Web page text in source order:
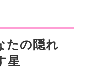
たの隠れ
星